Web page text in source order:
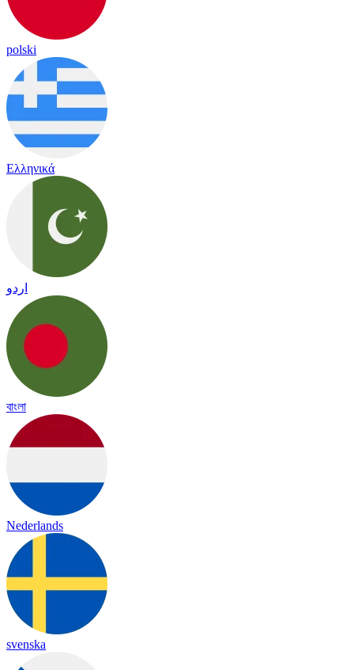
polski
Ελληνικά
اردو
বাংলা
Nederlands
svenska